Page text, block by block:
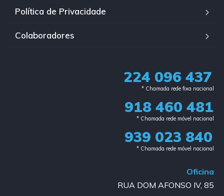
Política de Privacidade
Colaboradores
224 096 437
* Chamada rede fixa nacional​
918 460 481
* Chamada rede móvel nacional
939 023 840​
* Chamada rede móvel nacional
Oficina
RUA DOM AFONSO IV, 85